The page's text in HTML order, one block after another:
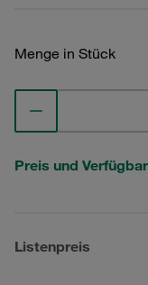
Menge in Stück
Preis und
Listenpreis